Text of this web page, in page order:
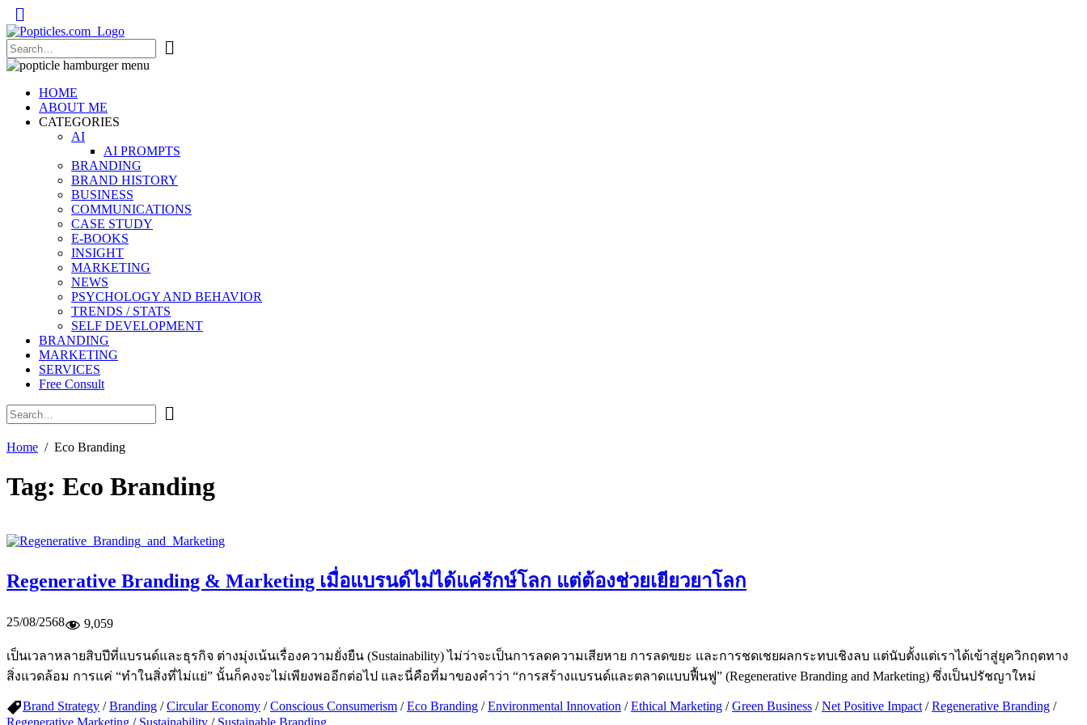
Popticles.com
HOME
ABOUT ME
CATEGORIES
AI
AI PROMPTS
BRANDING
BRAND HISTORY
BUSINESS
COMMUNICATIONS
CASE STUDY
E-BOOKS
INSIGHT
MARKETING
NEWS
PSYCHOLOGY AND BEHAVIOR
TRENDS / STATS
SELF DEVELOPMENT
BRANDING
MARKETING
SERVICES
Free Consult
Home Eco Branding
Tag: Eco Branding
Regenerative Branding & Marketing เมื่อแบรนด์ไม่ได้แค่รักษ์โลก แต่ต้องช่วยเยียวยาโลก
25/08/2568 9,059
เป็นเวลาหลายสิบปีที่แบรนด์และธุรกิจ ต่างมุ่งเน้นเรื่องความยั่งยืน (Sustainability) ไม่ว่าจะเป็นการลดความเสียหาย การลดขยะ และการชดเชยผลกระทบเชิงลบ แต่นับตั้งแต่เราได้เข้าสู่ยุควิกฤตทาง
สิ่งแวดล้อม การแค่ “ทำในสิ่งที่ไม่แย่” นั้นก็คงจะไม่เพียงพออีกต่อไป และนี่คือที่มาของคำว่า “การสร้างแบรนด์และตลาดแบบฟื้นฟู” (Regenerative Branding and Marketing) ซึ่งเป็นปรัชญาใหม่
Brand Strategy /Branding /Circular Economy /Conscious Consumerism /Eco Branding /Environmental Innovation /Ethical Marketing /Green Business /Net Positive Impact /Regenerative Branding /
Regenerative Marketing / Sustainability / Sustainable Branding